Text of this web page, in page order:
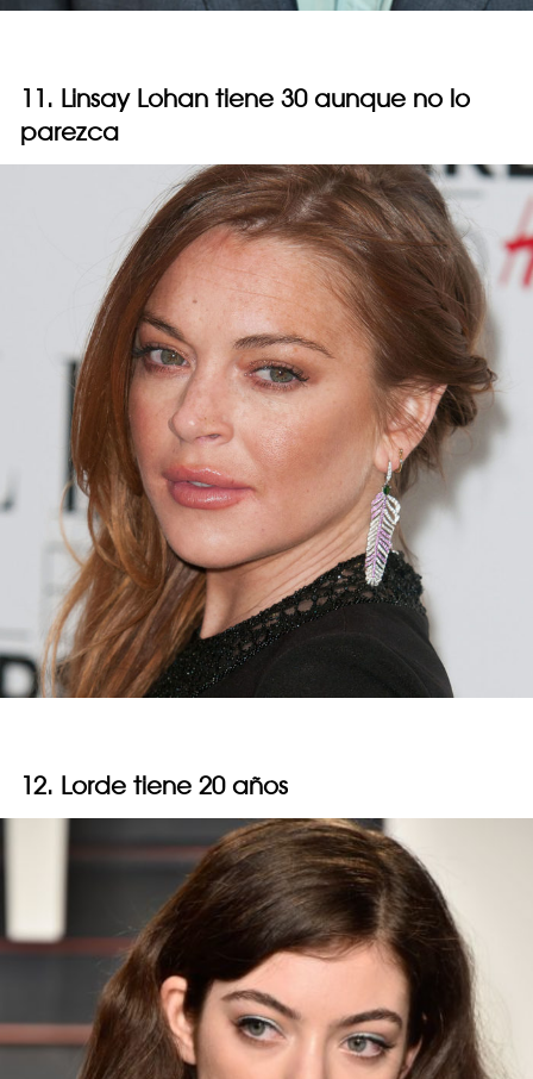
11. Linsay Lohan tiene 30 aunque no lo
parezca
12. Lorde tiene 20 años